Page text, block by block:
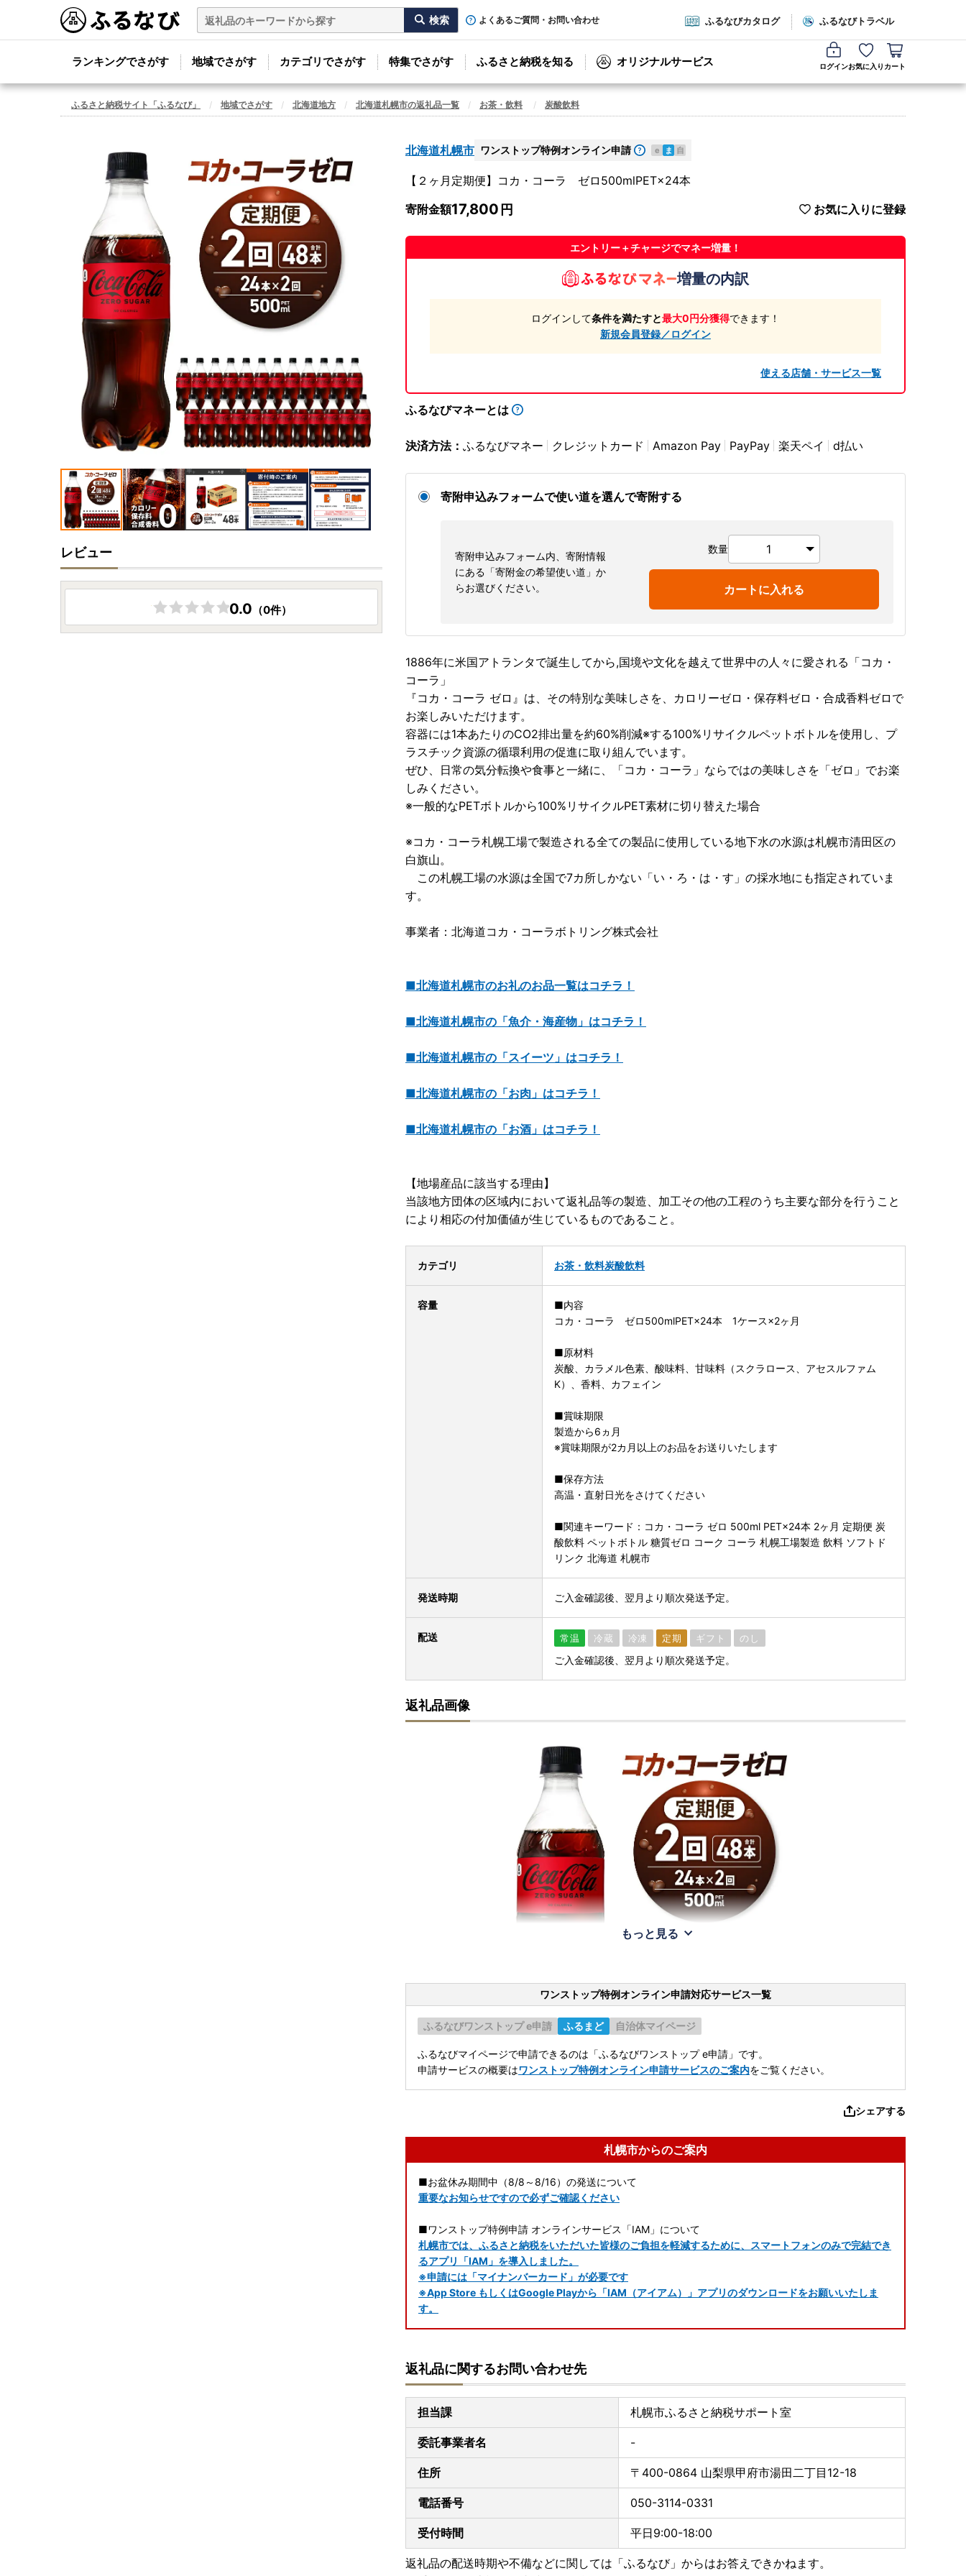
よくあるご質問・お問い合わせ ふるなびカタログ ふるなびトラベル
ランキングでさがす 地域でさがす カテゴリでさがす 特集でさがす ふるさと納税を知る オリジナルサービス ログインお気に入り カート
ふるさと納税サイト「ふるなび」 地域でさがす 北海道地方 北海道札幌市の返礼品一覧 お茶・飲料 炭酸飲料
北海道札幌市 ワンストップ特例オンライン申請 e ま 自
【２ヶ月定期便】コカ・コーラ ゼロ500mlPET×24本
寄附金額17,800 お気に入りに登録
エントリー＋チャージでマネー増量！
増量の内訳
ログインして条件を満たすと最大0円分獲得できます！
新規会員登録／ログイン
使える店舗・サービス一覧
ふるなびマネーとは
決済方法： ふるなびマネー クレジットカード Amazon Pay PayPay 楽天ペイ d払い
寄附申込みフォームで使い道を選んで寄附する
寄附申込みフォーム内、寄附情報
にある「寄附金の希望使い道」か
らお選びください。
数量
カートに入れる
1886年に米国アトランタで誕生してから,国境や文化を越えて世界中の人々に愛される「コカ・
コーラ」
『コカ・コーラ ゼロ』は、その特別な美味しさを、カロリーゼロ・保存料ゼロ・合成香料ゼロで
お楽しみいただけます。
容器には1本あたりのCO2排出量を約60%削減※する100%リサイクルペットボトルを使用し、プ
ラスチック資源の循環利用の促進に取り組んでいます。
ぜひ、日常の気分転換や食事と一緒に、「コカ・コーラ」ならではの美味しさを「ゼロ」でお楽
しみください。
※一般的なPETボトルから100%リサイクルPET素材に切り替えた場合
※コカ・コーラ札幌工場で製造される全ての製品に使用している地下水の水源は札幌市清田区の
白旗山。
この札幌工場の水源は全国で7カ所しかない「い・ろ・は・す」の採水地にも指定されていま
す。
事業者：北海道コカ・コーラボトリング株式会社
■北海道札幌市のお礼のお品一覧はコチラ！
■北海道札幌市の「魚介・海産物」はコチラ！
■北海道札幌市の「スイーツ」はコチラ！
■北海道札幌市の「お肉」はコチラ！
■北海道札幌市の「お酒」はコチラ！
【地場産品に該当する理由】
当該地方団体の区域内において返礼品等の製造、加工その他の工程のうち主要な部分を行うこと
により相応の付加価値が生じているものであること。
カテゴリ お茶・飲料炭酸飲料
容量
■内容
コカ・コーラ ゼロ500mlPET×24本 1ケース×2ヶ月
■原材料
炭酸、カラメル色素、酸味料、甘味料（スクラロース、アセスルファム
K）、香料、カフェイン
■賞味期限
製造から6ヵ月
※賞味期限が2カ月以上のお品をお送りいたします
■保存方法
高温・直射日光をさけてください
■関連キーワード：コカ・コーラ ゼロ 500ml PET×24本 2ヶ月 定期便 炭
酸飲料 ペットボトル 糖質ゼロ コーク コーラ 札幌工場製造 飲料 ソフトド
リンク 北海道 札幌市
発送時期 ご入金確認後、翌月より順次発送予定。
配送 常温 冷蔵 冷凍 定期 ギフト のし
ご入金確認後、翌月より順次発送予定。
返礼品画像
もっと見る
ワンストップ特例オンライン申請対応サービス一覧
ふるなびワンストップ e申請 ふるまど 自治体マイページ
ふるなびマイページで申請できるのは「ふるなびワンストップ e申請」です。
申請サービスの概要はワンストップ特例オンライン申請サービスのご案内をご覧ください。
シェアする
札幌市からのご案内
■お盆休み期間中（8/8～8/16）の発送について
重要なお知らせですので必ずご確認ください
■ワンストップ特例申請 オンラインサービス「IAM」について
札幌市では、ふるさと納税をいただいた皆様のご負担を軽減するために、スマートフォンのみで完結でき
るアプリ「IAM」を導入しました。
※申請には「マイナンバーカード」が必要です
※App Store もしくはGoogle Playから「IAM（アイアム）」アプリのダウンロードをお願いいたしま
す。
返礼品に関するお問い合わせ先
担当課 札幌市ふるさと納税サポート室
委託事業者名 -
住所 〒400-0864 山梨県甲府市湯田二丁目12-18
電話番号 050-3114-0331
受付時間 平日9:00-18:00
返礼品の配送時期や不備などに関しては「ふるなび」からはお答えできかねます。
レビュー
0.0 （0件）